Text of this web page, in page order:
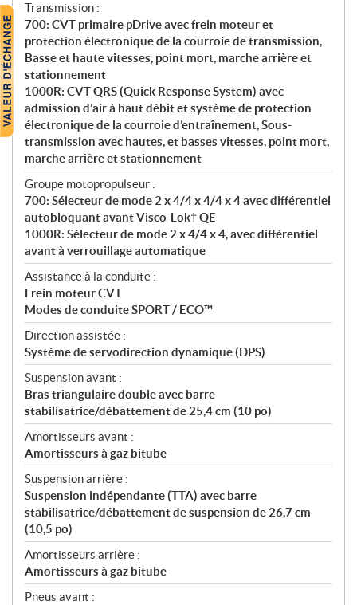
Transmission :
700: CVT primaire pDrive avec frein moteur et
protection électronique de la courroie de transmission,
Basse et haute vitesses, point mort, marche arrière et
stationnement
1000R: CVT QRS (Quick Response System) avec
admission d’air à haut débit et système de protection
électronique de la courroie d’entraînement, Sous-
transmission avec hautes, et basses vitesses, point mort,
marche arrière et stationnement
Groupe motopropulseur :
700: Sélecteur de mode 2 x 4/4 x 4/4 x 4 avec différentiel
autobloquant avant Visco-Lok† QE
1000R: Sélecteur de mode 2 x 4/4 x 4, avec différentiel
avant à verrouillage automatique
Assistance à la conduite :
Frein moteur CVT
Modes de conduite SPORT / ECO™
Direction assistée :
Système de servodirection dynamique (DPS)
Suspension avant :
Bras triangulaire double avec barre
stabilisatrice/débattement de 25,4 cm (10 po)
Amortisseurs avant :
Amortisseurs à gaz bitube
Suspension arrière :
Suspension indépendante (TTA) avec barre
stabilisatrice/débattement de suspension de 26,7 cm
(10,5 po)
Amortisseurs arrière :
Amortisseurs à gaz bitube
Pneus avant :